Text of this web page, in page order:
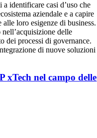
identificare casi d’uso che
aziendale e a capire
loro esigenze di business.
nell’acquisizione delle
dei processi di governance.
di nuove soluzioni
xTech nel campo delle